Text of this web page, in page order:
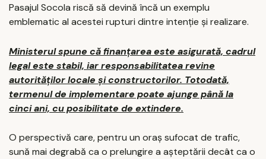
Pasajul Socola riscă să devină încă un exemplu
emblematic al acestei rupturi dintre intenție și realizare.
Ministerul spune că finanțarea este asigurată, cadrul
legal este stabil, iar responsabilitatea revine
autorităților locale și constructorilor. Totodată,
termenul de implementare poate ajunge până la
cinci ani, cu posibilitate de extindere.
O perspectivă care, pentru un oraș sufocat de trafic,
sună mai degrabă ca o prelungire a așteptării decât ca o